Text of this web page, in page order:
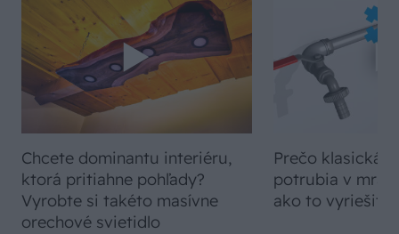
Chcete dominantu interiéru,
ktorá pritiahne pohľady?
Vyrobte si takéto masívne
orechové svietidlo
Prečo klasická
potrubia v
ako to vyriešiť